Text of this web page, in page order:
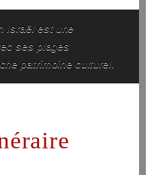
Israël est une
ses plages
patrimoine culturel.